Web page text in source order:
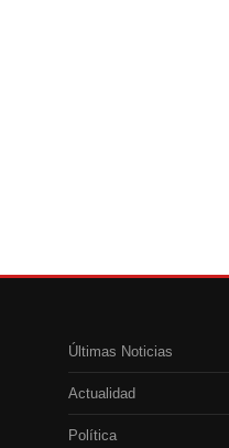
Últimas Noticias
Actualidad
Política